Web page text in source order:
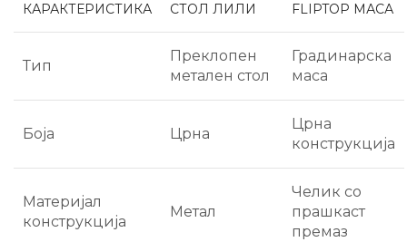
КАРАКТЕРИСТИКА СТОЛ ЛИЛИ FLIPTOP МАСА
Тип
Преклопен
метален стол
Градинарска
маса
Боја Црна
Црна
конструкција
Материјал
конструкција
Метал
Челик со
прашкаст
премаз